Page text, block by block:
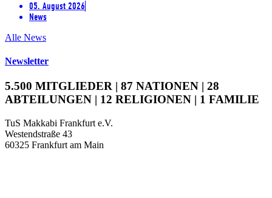
05. August 2026
News
Alle News
Newsletter
5.500 MITGLIEDER | 87 NATIONEN | 28
ABTEILUNGEN | 12 RELIGIONEN | 1 FAMILIE
TuS Makkabi Frankfurt e.V.
Westendstraße 43
60325 Frankfurt am Main